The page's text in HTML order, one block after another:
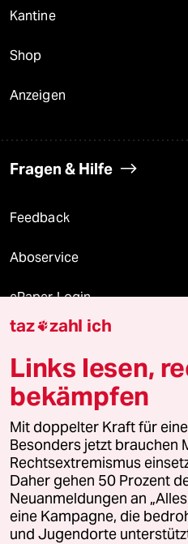
Kantine
Shop
Anzeigen
Fragen & Hilfe
Feedback
Aboservice
ePaper Login
Downloads für Abonnierende
© 2026 taz Verlags und
Alle Rechte vorbehalten. Bei
wenden Sie sich bitte an
Feedback Redaktionsstatut
Leitlinie Informant
taz zahl ich
Links lesen,
bekämpfen
Mit doppelter Kraft für
Besonders jetzt brauchen
Rechtsextremismus
Daher gehen 50 Prozent
Neuanmeldungen an
eine Kampagne, die
und Jugendorte